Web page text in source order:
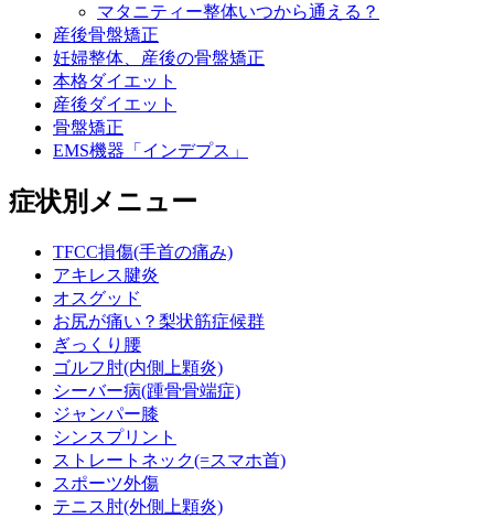
マタニティー整体いつから通える？
産後骨盤矯正
妊婦整体、産後の骨盤矯正
本格ダイエット
産後ダイエット
骨盤矯正
EMS機器「インデプス」
症状別メニュー
TFCC損傷(手首の痛み)
アキレス腱炎
オスグッド
お尻が痛い？梨状筋症候群
ぎっくり腰
ゴルフ肘(内側上顆炎)
シーバー病(踵骨骨端症)
ジャンパー膝
シンスプリント
ストレートネック(=スマホ首)
スポーツ外傷
テニス肘(外側上顆炎)